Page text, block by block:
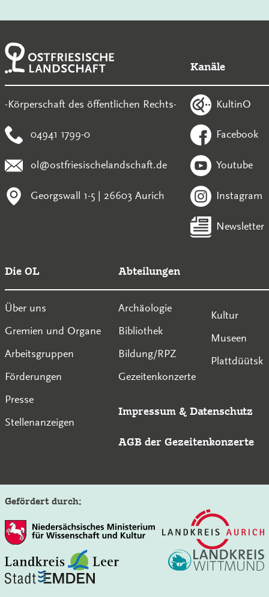
-Körperschaft des öffentlichen Rechts-
04941 1799-0
ol@ostfriesischelandschaft.de
Georgswall 1-5 | 26603 Aurich
Kanäle
KultinO
Facebook
Youtube
Instagram
Newsletter
Die OL
Über uns
Gremien und Organe
Arbeitsgruppen
Förderungen
Presse
Stellenanzeigen
Abteilungen
Archäologie
Bibliothek
Bildung/RPZ
Gezeitenkonzerte
Kultur
Museen
Plattdüütsk
Impressum & Datenschutz
AGB der Gezeitenkonzerte
Gefördert durch:
Auf der Seite der Gezeitenkonzerte suchen: